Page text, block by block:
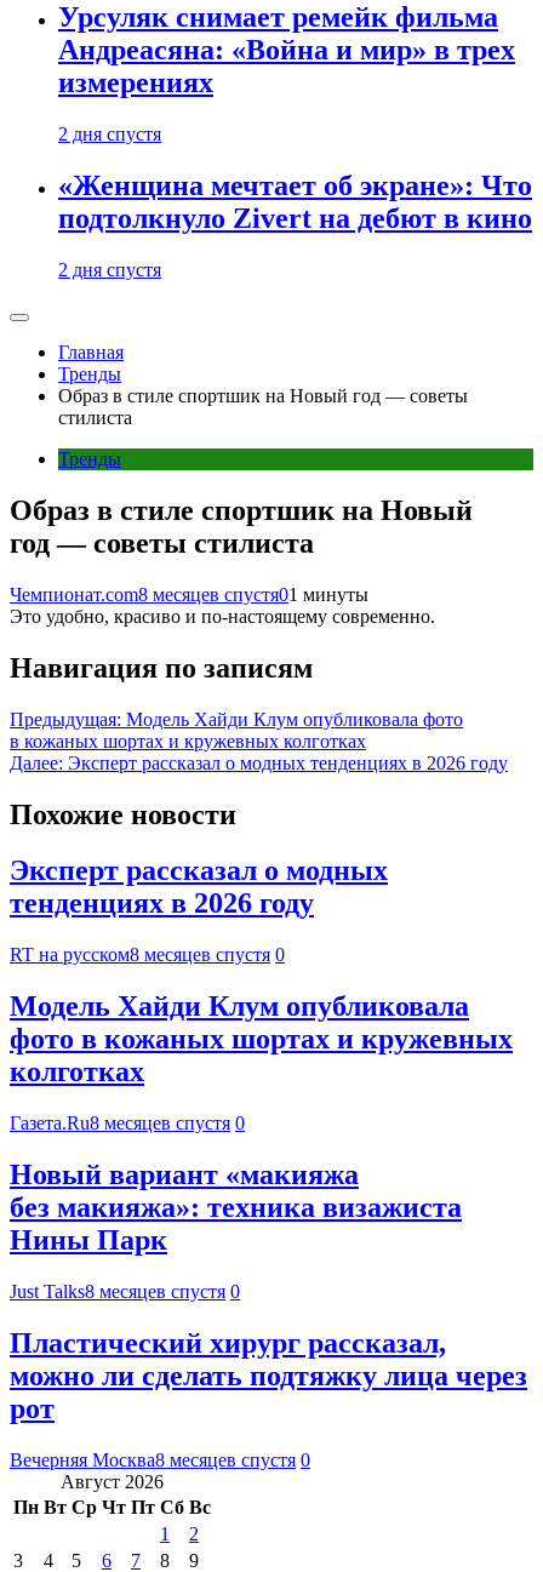
Урсуляк снимает ремейк фильма
Андреасяна: «Война и мир» в трех
измерениях
2 дня спустя
«Женщина мечтает об экране»: Что
подтолкнуло Zivert на дебют в кино
2 дня спустя
Главная
Тренды
Образ в стиле спортшик на Новый год — советы
стилиста
Тренды
Образ в стиле спортшик на Новый
год — советы стилиста
Чемпионат.com8 месяцев спустя01 минуты
Это удобно, красиво и по-настоящему современно.
Навигация по записям
Предыдущая: Модель Хайди Клум опубликовала фото
в кожаных шортах и кружевных колготках
Далее: Эксперт рассказал о модных тенденциях в 2026 году
Похожие новости
Эксперт рассказал о модных
тенденциях в 2026 году
RT на русском8 месяцев спустя 0
Модель Хайди Клум опубликовала
фото в кожаных шортах и кружевных
колготках
Газета.Ru8 месяцев спустя 0
Новый вариант «макияжа
без макияжа»: техника визажиста
Нины Парк
Just Talks8 месяцев спустя 0
Пластический хирург рассказал,
можно ли сделать подтяжку лица через
рот
Вечерняя Москва8 месяцев спустя 0
Август 2026
Пн Вт Ср Чт Пт Сб Вс
1
2
3
4 5 6 7 8
9